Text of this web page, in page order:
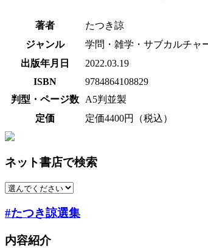
著者
たつき諒
ジャンル
学問・雑学・サブカルチャ
出版年月日
2022.03.19
ISBN
9784864108829
判型・ページ数
A5判並製
定価
定価4400円（税込）
ネット書店で検索
#たつき諒選集
内容紹介